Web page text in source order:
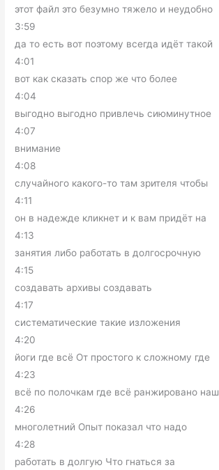
этот файл это безумно тяжело и неудобно
3:59
да то есть вот поэтому всегда идёт такой
4:01
вот как сказать спор же что более
4:04
выгодно выгодно привлечь сиюминутное
4:07
внимание
4:08
случайного какого-то там зрителя чтобы
4:11
он в надежде кликнет и к вам придёт на
4:13
занятия либо работать в долгосрочную
4:15
создавать архивы создавать
4:17
систематические такие изложения
4:20
йоги где всё От простого к сложному где
4:23
всё по полочкам где всё ранжировано наш
4:26
многолетний Опыт показал что надо
4:28
работать в долгую Что гнаться за